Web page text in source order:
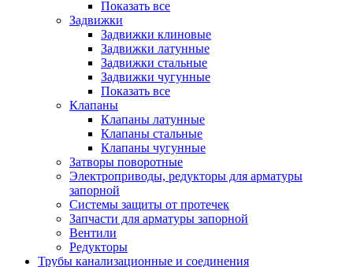
Показать все
Задвижки
Задвижки клиновые
Задвижки латунные
Задвижки стальные
Задвижки чугунные
Показать все
Клапаны
Клапаны латунные
Клапаны стальные
Клапаны чугунные
Затворы поворотные
Электроприводы, редукторы для арматуры
запорной
Системы защиты от протечек
Запчасти для арматуры запорной
Вентили
Редукторы
Трубы канализационные и соединения